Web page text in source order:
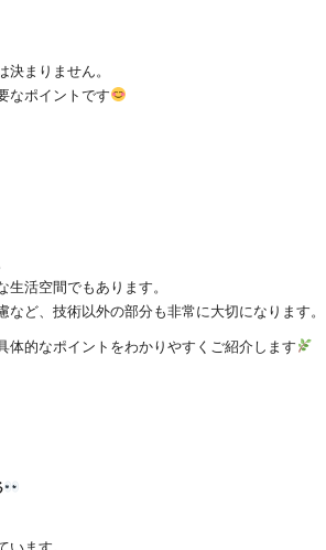
まりません。
なポイントです
活空間でもあります。
ど、技術以外の部分も非常に大切になります。
的なポイントをわかりやすくご紹介します